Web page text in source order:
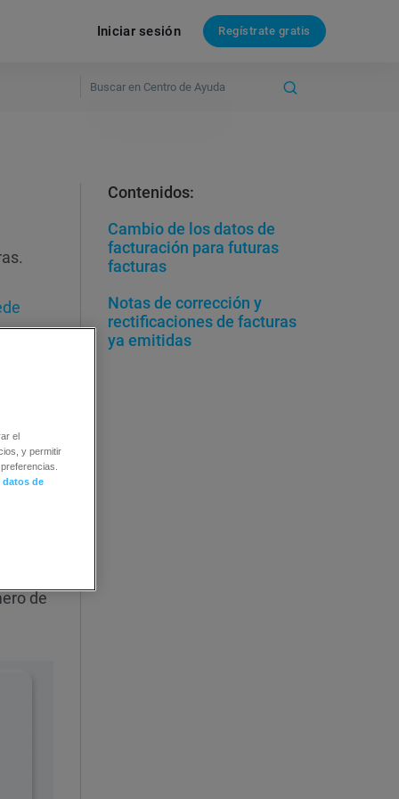
Iniciar sesión Regístrate gratis
Contenidos:
Cambio de los datos de
facturación para futuras
facturas
Notas de corrección y
rectificaciones de facturas
ya emitidas
de
el
y permitir
datos de